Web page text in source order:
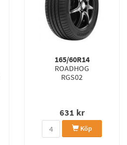
165/60R14
ROADHOG
RGS02
631 kr
Köp